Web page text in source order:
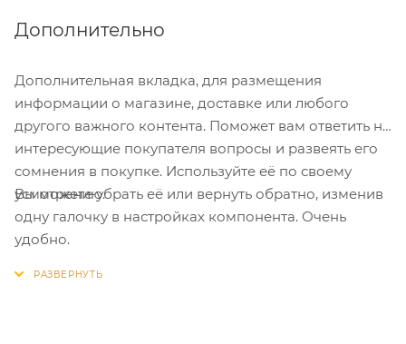
Дополнительно
Дополнительная вкладка, для размещения
информации о магазине, доставке или любого
другого важного контента. Поможет вам ответить на
интересующие покупателя вопросы и развеять его
сомнения в покупке. Используйте её по своему
усмотрению.
Вы можете убрать её или вернуть обратно, изменив
одну галочку в настройках компонента. Очень
удобно.